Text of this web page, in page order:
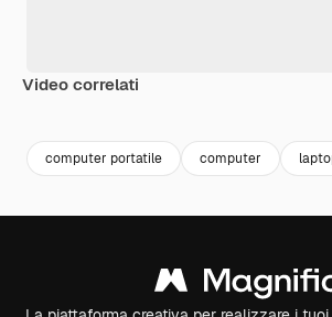
Video correlati
computer portatile computer